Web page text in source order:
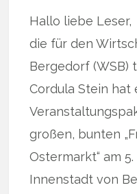
Hallo liebe Leser,
die für den
Bergedorf (WSB)
Cordula Stein hat
großen, bunten
Ostermarkt“ am
Innenstadt von